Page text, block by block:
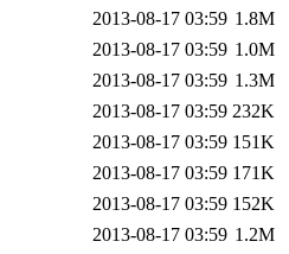
2013-08-17 03:59 1.8M
2013-08-17 03:59 1.0M
2013-08-17 03:59 1.3M
2013-08-17 03:59 232K
2013-08-17 03:59 151K
2013-08-17 03:59 171K
2013-08-17 03:59 152K
2013-08-17 03:59 1.2M